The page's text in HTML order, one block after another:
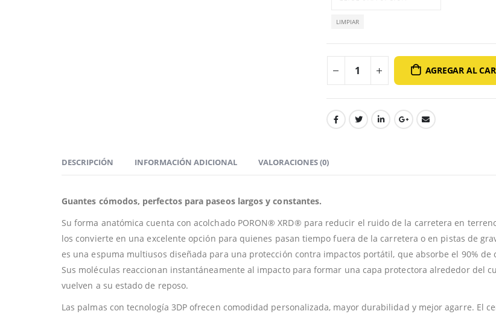
LIMPIAR
AGREGAR AL
DESCRIPCIÓN INFORMACIÓN ADICIONAL VALORACIONES (0)
Guantes cómodos, perfectos para paseos largos y constantes.
Su forma anatómica cuenta con acolchado PORON® XRD® para reducir el ruido de la carretera en
los convierte en una excelente opción para quienes pasan tiempo fuera de la carretera o en pistas de
es una espuma multiusos diseñada para una protección contra impactos portátil, que absorbe el 90% de
Sus moléculas reaccionan instantáneamente al impacto para formar una capa protectora alrededor del
vuelven a su estado de reposo.
Las palmas con tecnología 3DP ofrecen comodidad personalizada, mayor durabilidad y mejor agarre. El